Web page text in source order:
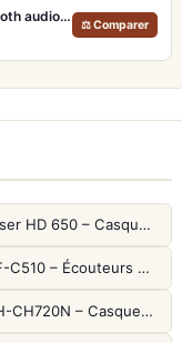
Sennheiser HDB 630 – Casque Bluetooth audiophile 60h avec ANC adaptative
⚖ Comparer
Sennheiser HD 650 – Casque audiophile ouvert pour l'écoute analytique
Sony WF-C510 – Écouteurs True Wireless compacts, autonomie 22h et multipoint
Sony WH-CH720N – Casque ANC 35h, Ultra-léger (192g) avec Processeur V1